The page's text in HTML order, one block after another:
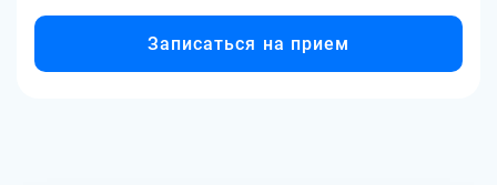
Записаться на прием